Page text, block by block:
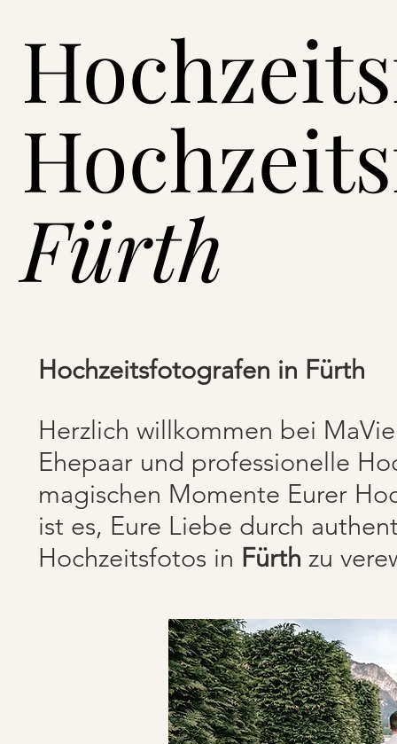
Fürth
Hochzeitsfotografen in Fürth
Herzlich willkommen bei
Ehepaar und professionelle
magischen Momente Eurer
ist es, Eure Liebe durch
Hochzeitsfotos in Fürth zu